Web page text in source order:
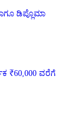
ಡಿಪ್ಲೊಮಾ
₹60,000 ವರೆಗೆ